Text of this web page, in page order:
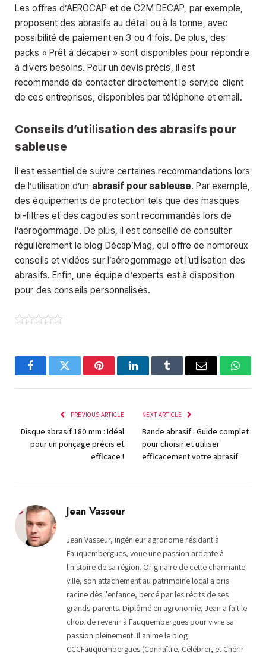
Les offres d’AEROCAP et de C2M DECAP, par exemple,
proposent des abrasifs au détail ou à la tonne, avec
possibilité de paiement en 3 ou 4 fois. De plus, des
packs « Prêt à décaper » sont disponibles pour répondre
à divers besoins. Pour un devis précis, il est
recommandé de contacter directement le service client
de ces entreprises, disponibles par téléphone et email.
Conseils d’utilisation des abrasifs pour
sableuse
Il est essentiel de suivre certaines recommandations lors
de l’utilisation d’un abrasif pour sableuse. Par exemple,
des équipements de protection tels que des masques
bi-filtres et des cagoules sont recommandés lors de
l’aérogommage. De plus, il est conseillé de consulter
régulièrement le blog Décap’Mag, qui offre de nombreux
conseils et vidéos sur l’aérogommage et l’utilisation des
abrasifs. Enfin, une équipe d’experts est à disposition
pour des conseils personnalisés.
FacebookTwitter PinterestLinkedInTumblr Email
PREVIOUS ARTICLE
Disque abrasif 180 mm : Idéal
pour un ponçage précis et
efficace !
NEXT ARTICLE
Bande abrasif : Guide complet
pour choisir et utiliser
efficacement votre abrasif
Jean Vasseur
Jean Vasseur, ingénieur agronome résidant à
Fauquembergues, voue une passion ardente à
l'histoire de sa région. Originaire de cette charmante
ville, son attachement au patrimoine local a pris
racine dès l'enfance, bercé par les récits de ses
grands-parents. Diplômé en agronomie, Jean a fait le
choix de revenir à Fauquembergues pour vivre sa
passion pleinement. Il anime le blog
CCCFauquembergues (Connaître, Célébrer, et Chérir